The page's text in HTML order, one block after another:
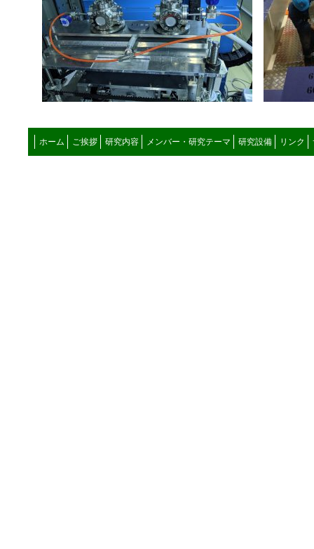
ホーム ご挨拶 研究内容 メンバー・研究テーマ 研究設備 リンク